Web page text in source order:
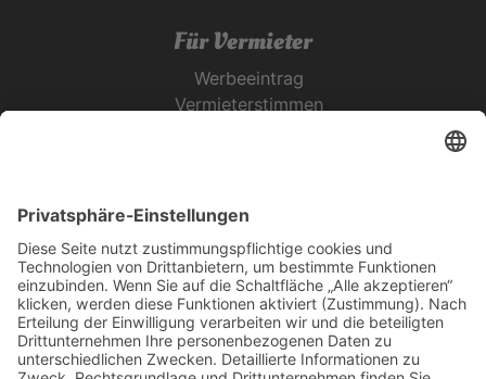
Für Vermieter
Werbeeintrag
Vermieterstimmen
Urlaubsservice
Bücher, Karten & CD's
Ihre Anreise
Wetter